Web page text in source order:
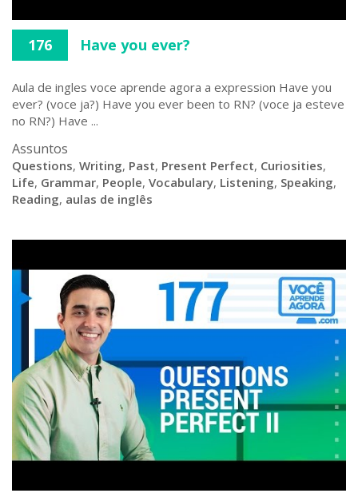
176 Have you ever?
Aula de ingles voce aprende agora a expression Have you
ever? (voce ja?) Have you ever been to RN? (voce ja esteve
no RN?) Have ...
Assuntos
Questions, Writing, Past, Present Perfect, Curiosities,
Life, Grammar, People, Vocabulary, Listening, Speaking,
Reading, aulas de inglês